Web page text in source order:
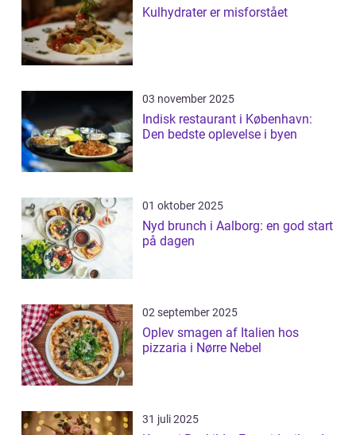
Kulhydrater er misforstået
03 november 2025
Indisk restaurant i København:
Den bedste oplevelse i byen
01 oktober 2025
Nyd brunch i Aalborg: en god start
på dagen
02 september 2025
Oplev smagen af Italien hos
pizzaria i Nørre Nebel
31 juli 2025